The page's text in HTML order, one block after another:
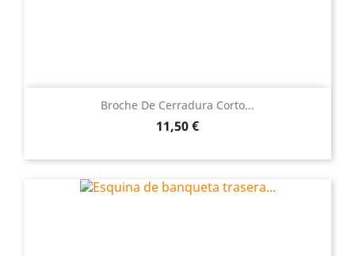
Broche De Cerradura Corto...
Precio
11,50 €